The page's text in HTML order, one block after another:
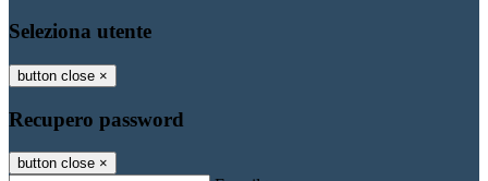
Seleziona utente
button close ×
Recupero password
button close ×